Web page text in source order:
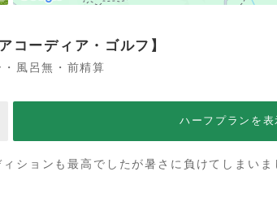
コーディア・ゴルフ】
風呂無・前精算
ハーフプランを表
ションも最高でしたが暑さに負けてしまいま